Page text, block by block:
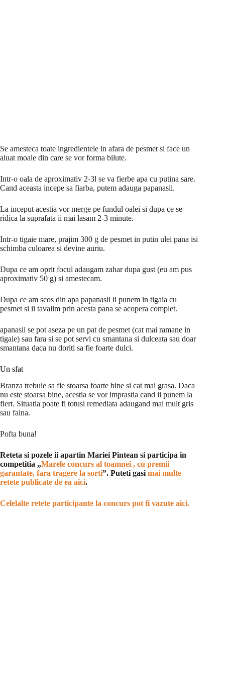
Se amesteca toate ingredientele in afara de pesmet si face un
aluat moale din care se vor forma bilute.
Intr-o oala de aproximativ 2-3l se va fierbe apa cu putina sare.
Cand aceasta incepe sa fiarba, putem adauga papanasii.
La inceput acestia vor merge pe fundul oalei si dupa ce se
ridica la suprafata ii mai lasam 2-3 minute.
Intr-o tigaie mare, prajim 300 g de pesmet in putin ulei pana isi
schimba culoarea si devine auriu.
Dupa ce am oprit focul adaugam zahar dupa gust (eu am pus
aproximativ 50 g) si amestecam.
Dupa ce am scos din apa papanasii ii punem in tigaia cu
pesmet si ii tavalim prin acesta pana se acopera complet.
apanasii se pot aseza pe un pat de pesmet (cat mai ramane in
tigaie) sau fara si se pot servi cu smantana si dulceata sau doar
smantana daca nu doriti sa fie foarte dulci.
Un sfat
Branza trebuie sa fie stoarsa foarte bine si cat mai grasa. Daca
nu este stoarsa bine, acestia se vor imprastia cand ii punem la
fiert. Situatia poate fi totusi remediata adaugand mai mult gris
sau faina.
Pofta buna!
Reteta si pozele ii apartin Mariei Pintean si participa in
competitia „Marele concurs al toamnei , cu premii
garantate, fara tragere la sorti”. Puteti gasi mai multe
retete publicate de ea aici.
Celelalte retete participante la concurs pot fi vazute aici.